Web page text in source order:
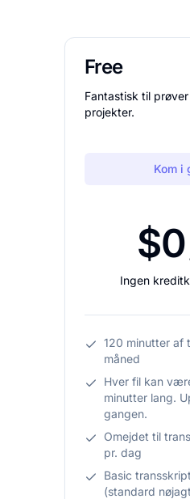
Free
Fantastisk til
projekter.
Kom i
$0
Ingen
120 minutter af
måned
Hver fil kan
minutter lang.
gangen.
Omejdet til
pr. dag
Basic
(standard